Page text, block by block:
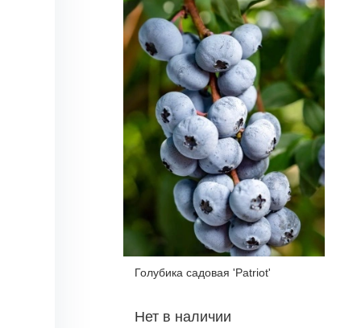
Голубика садовая 'Patriot'
Нет в наличии